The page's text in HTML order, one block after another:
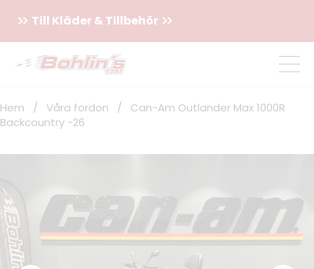
Till Kläder & Tillbehör
Hem / Våra fordon /
Can-Am Outlander Max 1000R
Backcountry -26